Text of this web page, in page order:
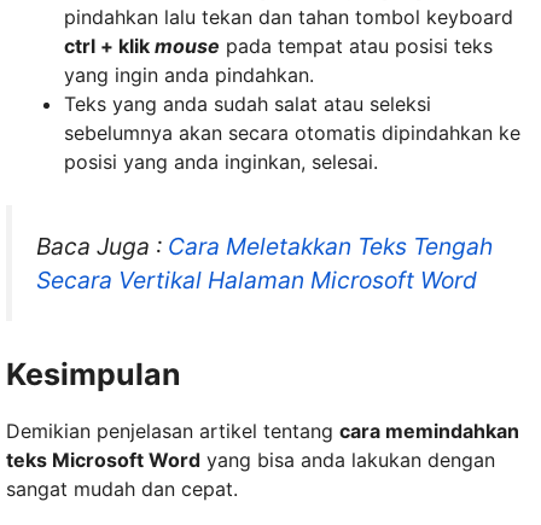
pindahkan lalu tekan dan tahan tombol keyboard
ctrl + klik mouse pada tempat atau posisi teks
yang ingin anda pindahkan.
Teks yang anda sudah salat atau seleksi
sebelumnya akan secara otomatis dipindahkan ke
posisi yang anda inginkan, selesai.
Baca Juga : Cara Meletakkan Teks Tengah
Secara Vertikal Halaman Microsoft Word
Kesimpulan
Demikian penjelasan artikel tentang cara memindahkan
teks Microsoft Word yang bisa anda lakukan dengan
sangat mudah dan cepat.